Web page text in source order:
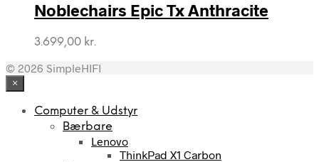
Noblechairs Epic Tx Anthracite
3.699,00 kr.
© 2026 SimpleHIFI
×
Computer & Udstyr
Bærbare
Lenovo
ThinkPad X1 Carbon